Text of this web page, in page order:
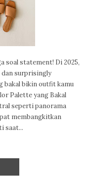
soal statement! Di 2025,
surprisingly
bakal bikin outfit kamu
Palette yang Bakal
seperti panorama
membangkitkan
saat...